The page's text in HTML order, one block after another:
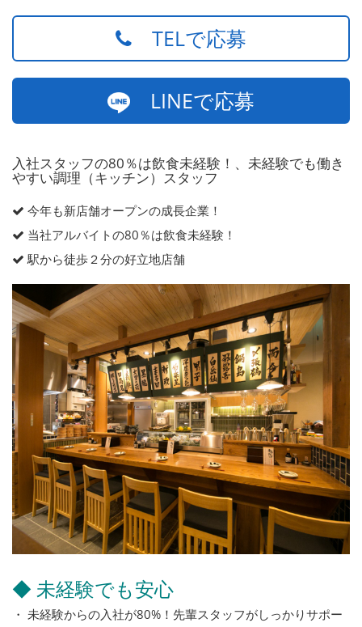
TELで応募
LINEで応募
入社スタッフの80％は飲食未経験！、未経験でも働き
やすい調理（キッチン）スタッフ
今年も新店舗オープンの成長企業！
当社アルバイトの80％は飲食未経験！
駅から徒歩２分の好立地店舗
◆ 未経験でも安心
・ 未経験からの入社が80%！先輩スタッフがしっかりサポー